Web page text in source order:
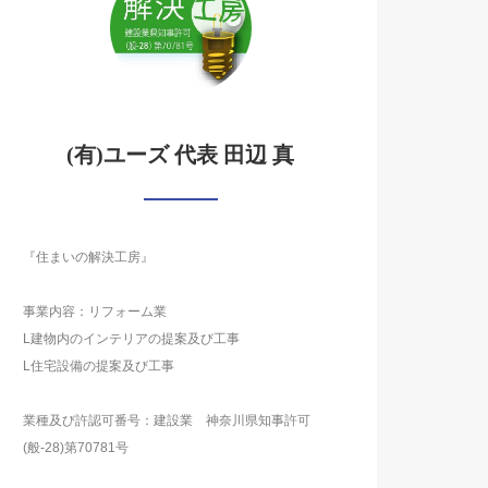
(有)ユーズ 代表 田辺 真
『住まいの解決工房』
事業内容：リフォーム業
L建物内のインテリアの提案及び工事
L住宅設備の提案及び工事
業種及び許認可番号：建設業 神奈川県知事許可
(般-28)第70781号